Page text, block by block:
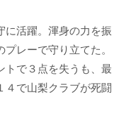
に活躍。渾身の力を振
レーで守り立てた。
トで３点を失うも、最
４で山梨クラブが死闘